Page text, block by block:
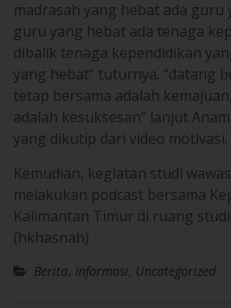
madrasah yang hebat ada guru
guru yang hebat ada tenaga
dibalik tenaga kependidikan
yang hebat” tuturnya. “datang
tetap bersama adalah
adalah kesuksesan” lanjut
yang dikutip dari video motivasi.
Kemudian, kegiatan studi
melakukan podcast bersama
Kalimantan Timur di ruang
(hkhasnah)
Berita, Informasi, Uncategorized